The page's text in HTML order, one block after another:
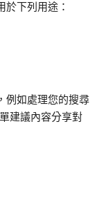
於下列用途：
，例如處理您的搜尋
建議內容分享對